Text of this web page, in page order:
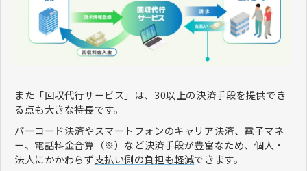
また「回収代行サービス」は、30以上の決済手段を提供でき
る点も大きな特長です。
バーコード決済やスマートフォンのキャリア決済、電子マネ
ー、電話料金合算（※）など決済手段が豊富なため、個人・
法人にかかわらず支払い側の負担も軽減できます。